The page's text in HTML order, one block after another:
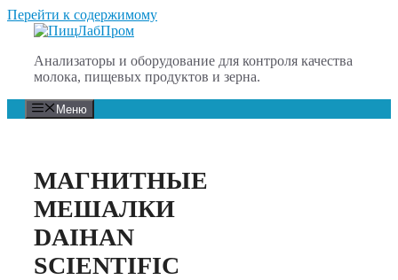
Перейти к содержимому
Анализаторы и оборудование для контроля качества
молока, пищевых продуктов и зерна.
Меню
МАГНИТНЫЕ
МЕШАЛКИ
DAIHAN
SCIENTIFIC